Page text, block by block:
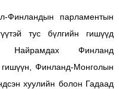
Финландын парламентын
тус бүлгийн гишүүд
Найрамдах Финланд
Финланд-Монголын
хуулийн болон Гадаад